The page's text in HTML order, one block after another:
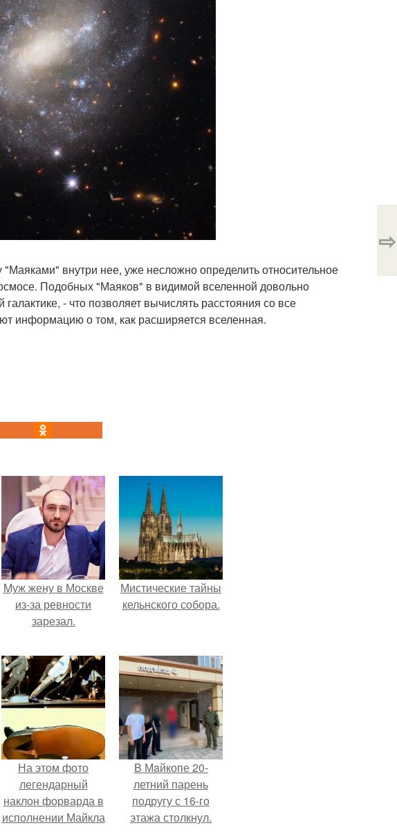
внутри нее, уже несложно определить относительное
Подобных "Маяков" в видимой вселенной довольно
- что позволяет вычислять расстояния со все
информацию о том, как расширяется вселенная.
⇨
Mуж жену в Москве
из-за ревности
зарезал.
Мистические тайны
кельнского собора.
На этом фото
легендарный
наклон форварда в
исполнении Майкла
B Мaйкопе 20-
летний парень
подругу с 16-го
этажа столкнул.